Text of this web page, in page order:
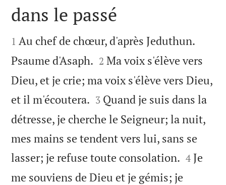

dans le passé

1 Au chef de chœur, d'après Jeduthun.
Psaume d'Asaph. 

2 Ma voix s'élève vers
Dieu, et je crie; ma voix s'élève vers Dieu,
et il m'écoutera. 

3 Quand je suis dans la
détresse, je cherche le Seigneur; la nuit,
mes mains se tendent vers lui, sans se
lasser; je refuse toute consolation. 

4 Je
me souviens de Dieu et je gémis; je